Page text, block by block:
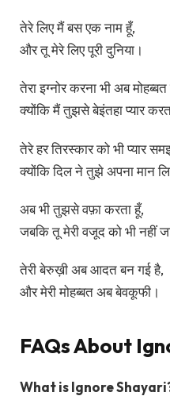
तेरे लिए मैं बस एक नाम हूँ,
और तू मेरे लिए पूरी दुनिया।
तेरा इग्नोर करना भी अब
क्योंकि मैं तुझसे बेइंतहा प्यार
तेरे हर तिरस्कार को भी प्यार
क्योंकि दिल ने तुझे अपना मान
अब भी तुझसे वफ़ा करता हूँ,
जबकि तू मेरी वजूद को भी नहीं
तेरी बेरुख़ी अब आदत बन गई है,
और मेरी मोहब्बत अब बेवकूफी।
FAQs About
What is Ignore